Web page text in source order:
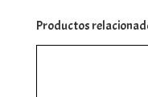
Productos